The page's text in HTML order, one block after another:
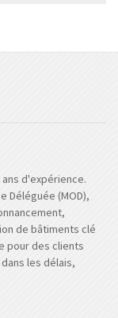
d'expérience.
Déléguée (MOD),
de bâtiments clé
pour des clients
les délais,